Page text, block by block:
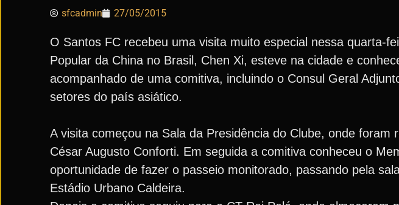
sfcadmin 27/05/2015
O Santos FC recebeu uma visita muito especial nessa quarta-
Popular da China no Brasil, Chen Xi, esteve na cidade e
acompanhado de uma comitiva, incluindo o Consul Geral
setores do país asiático.
A visita começou na Sala da Presidência do Clube, onde foram
César Augusto Conforti. Em seguida a comitiva conheceu o
oportunidade de fazer o passeio monitorado, passando pela
Estádio Urbano Caldeira.